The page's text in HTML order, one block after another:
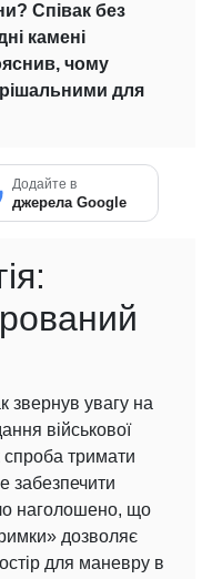
Співак без
камені
чому
для
Додайте в
джерела Google
звернув увагу на
військової
спроба тримати
забезпечити
наголошено, що
дозволяє
для маневру в